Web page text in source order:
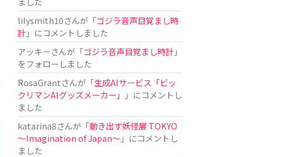
lilysmith10さんが「ゴジラ音声目覚まし時
計」にコメントしました
アッキーさんが「ゴジラ音声目覚まし時計」
をフォローしました
RosaGrantさんが「生成AIサービス「ビッ
クリマンAIグッズメーカー」
」にコメントし
ました
katarina8さんが「動き出す妖怪展 TOKYO
〜Imagination of Japan〜」にコメントし
ました